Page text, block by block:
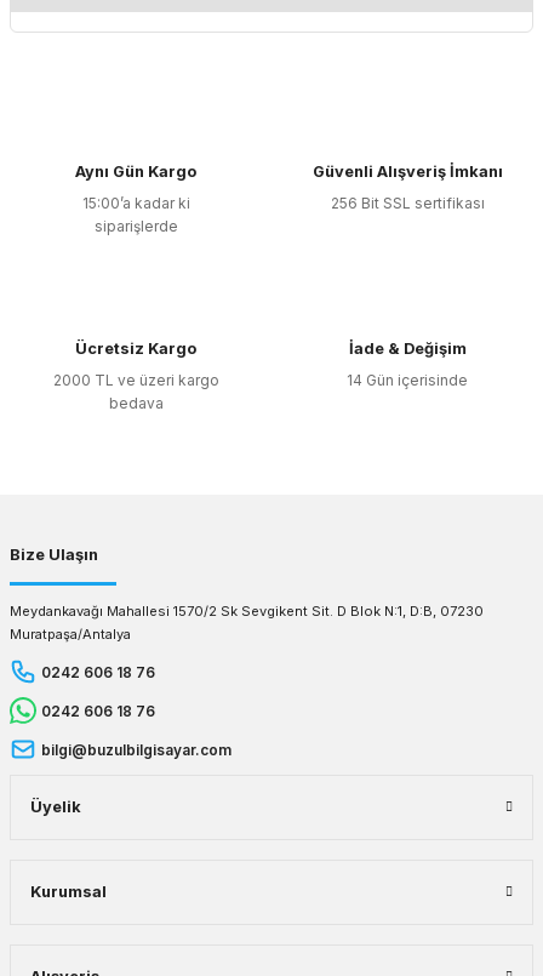
Ürün resmi kalitesiz, bozuk veya görüntülenemiyor.
Ürün açıklamasında eksik bilgiler bulunuyor.
Ürün bilgilerinde hatalar bulunuyor.
Aynı Gün Kargo
15:00’a kadar ki
siparişlerde
Güvenli Alışveriş İmkanı
256 Bit SSL sertifikası
Ücretsiz Kargo
2000 TL ve üzeri kargo
bedava
İade & Değişim
14 Gün içerisinde
Bize Ulaşın
Meydankavağı Mahallesi 1570/2 Sk Sevgikent Sit. D Blok N:1, D:B, 07230
Muratpaşa/Antalya
0242 606 18 76
0242 606 18 76
bilgi@buzulbilgisayar.com
Üyelik
Kurumsal